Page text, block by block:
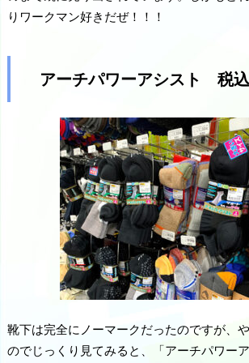
りワークマン好きだぜ！！！
アーチパワーアシスト 税
靴下は完全にノーマークだったのですが、
のでじっくり見てみると、「アーチパワー